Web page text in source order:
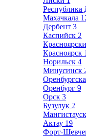
Республика
Махачкала
Дербент 3
Каспийск 2
Красноярск
Норильск 4
Минусинск
Оренбург 9
Орск 3
Бузулук 2
Актау 19
Форт-